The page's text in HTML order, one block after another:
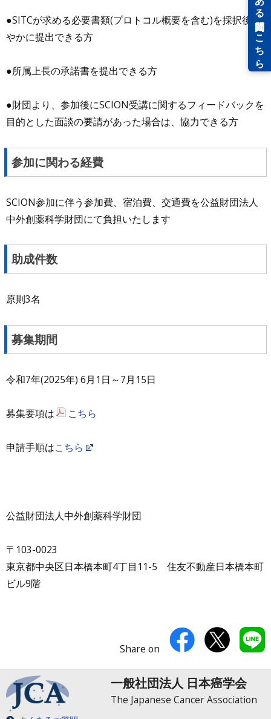
●SITCが求める必要書類(プロトコル概要を含む)を採択後速
やかに提出できる方
●所属上長の承諾書を提出できる方
●財団より、参加後にSCION受講に関するフィードバックを
目的とした面談の要請があった場合は、協力できる方
参加に関わる経費
SCION参加に伴う参加費、宿泊費、交通費を公益財団法人
中外創薬科学財団にて負担いたします
助成件数
原則3名
募集期間
令和7年(2025年) 6月1日～7月15日
募集要項は こちら
申請手順はこちら
公益財団法人中外創薬科学財団
〒103-0023
東京都中央区日本橋本町4丁目11-5 住友不動産日本橋本町
ビル9階
Share on
一般社団法人 日本癌学会
The Japanese Cancer Association